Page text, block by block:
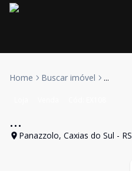
Home Buscar imóvel ...
...
Panazzolo, Caxias do Sul - RS